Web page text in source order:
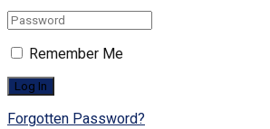
Remember Me
Forgotten Password?